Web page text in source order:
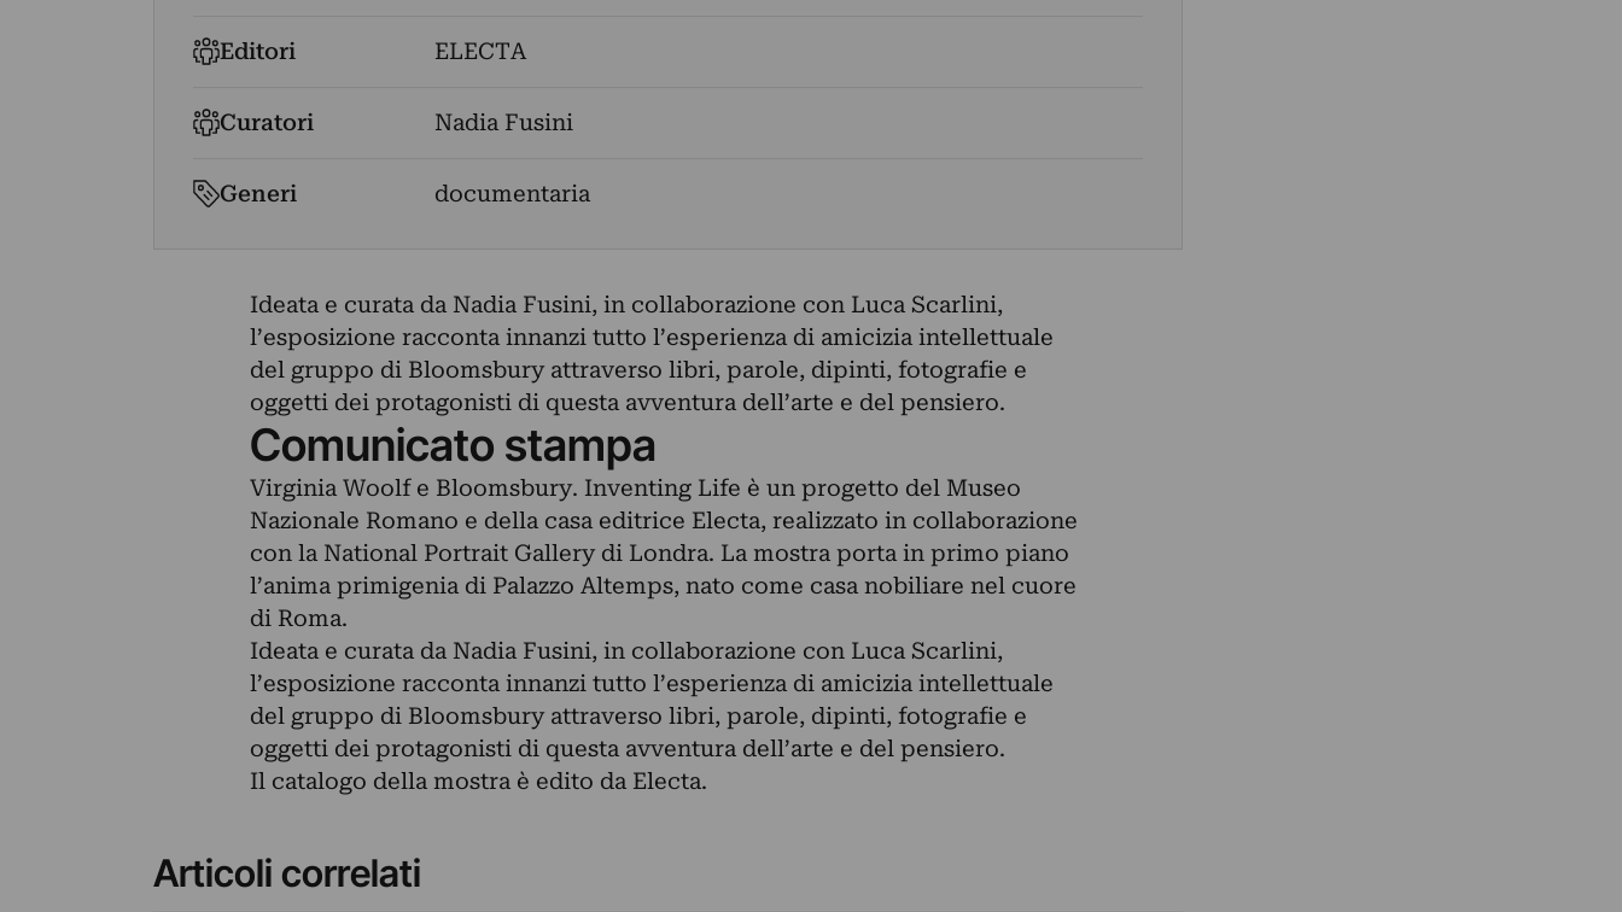
Editori ELECTA
Curatori Nadia Fusini
Generi documentaria
Ideata e curata da Nadia Fusini, in collaborazione con Luca Scarlini,
l’esposizione racconta innanzi tutto l’esperienza di amicizia intellettuale
del gruppo di Bloomsbury attraverso libri, parole, dipinti, fotografie e
oggetti dei protagonisti di questa avventura dell’arte e del pensiero.
Comunicato stampa
Virginia Woolf e Bloomsbury. Inventing Life è un progetto del Museo
Nazionale Romano e della casa editrice Electa, realizzato in collaborazione
con la National Portrait Gallery di Londra. La mostra porta in primo piano
l’anima primigenia di Palazzo Altemps, nato come casa nobiliare nel cuore
di Roma.
Ideata e curata da Nadia Fusini, in collaborazione con Luca Scarlini,
l’esposizione racconta innanzi tutto l’esperienza di amicizia intellettuale
del gruppo di Bloomsbury attraverso libri, parole, dipinti, fotografie e
oggetti dei protagonisti di questa avventura dell’arte e del pensiero.
Il catalogo della mostra è edito da Electa.
Articoli correlati